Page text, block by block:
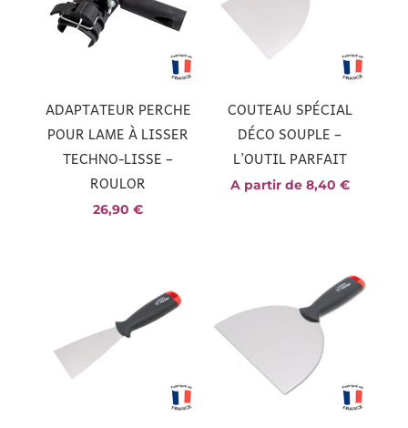
ADAPTATEUR PERCHE
POUR LAME À LISSER
TECHNO-LISSE –
ROULOR
26,90€
COUTEAU SPÉCIAL
DÉCO SOUPLE –
L’OUTIL PARFAIT
A partir de 8,40 €